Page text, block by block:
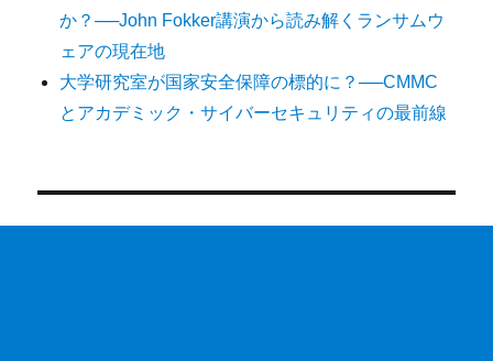
か？──John Fokker講演から読み解くランサムウ
ェアの現在地
大学研究室が国家安全保障の標的に？──CMMC
とアカデミック・サイバーセキュリティの最前線